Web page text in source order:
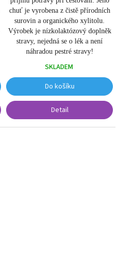
chuť je vyrobena z čistě přírodních
surovin a organického xylitolu.
Výrobek je nízkolaktózový doplněk
stravy, nejedná se o lék a není
náhradou pestré stravy!
SKLADEM
Do košíku
Detail